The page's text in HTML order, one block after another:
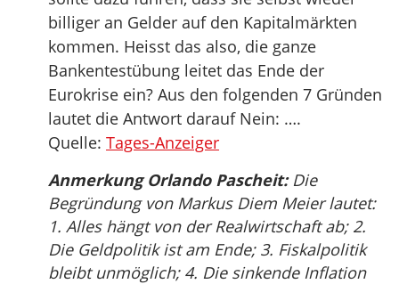
billiger an Gelder auf den Kapitalmärkten
kommen. Heisst das also, die ganze
Bankentestübung leitet das Ende der
Eurokrise ein? Aus den folgenden 7 Gründen
lautet die Antwort darauf Nein: ….
Quelle: Tages-Anzeiger
Anmerkung Orlando Pascheit:Die
Begründung von Markus Diem Meier lautet:
1. Alles hängt von der Realwirtschaft ab; 2.
Die Geldpolitik ist am Ende; 3. Fiskalpolitik
bleibt unmöglich; 4. Die sinkende Inflation